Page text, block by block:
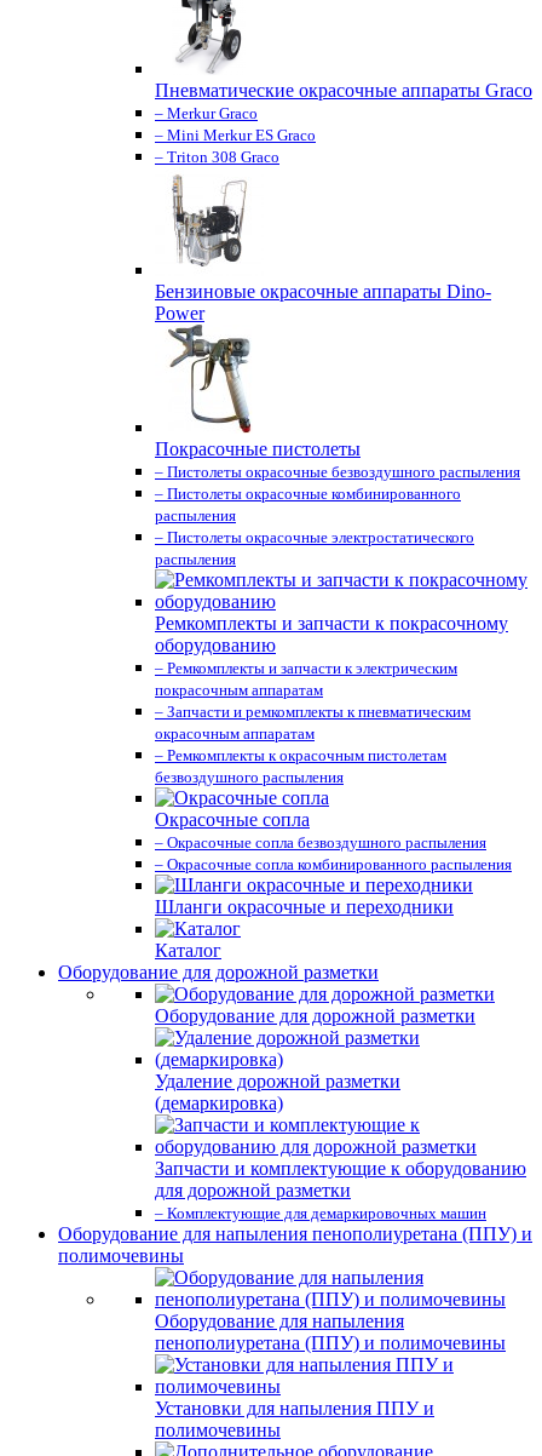
Пневматические окрасочные аппараты Graco
– Merkur Graco
– Mini Merkur ES Graco
– Triton 308 Graco
Бензиновые окрасочные аппараты Dino-
Power
Покрасочные пистолеты
– Пистолеты окрасочные безвоздушного распыления
– Пистолеты окрасочные комбинированного
распыления
– Пистолеты окрасочные электростатического
распыления
Ремкомплекты и запчасти к покрасочному
оборудованию
– Ремкомплекты и запчасти к электрическим
покрасочным аппаратам
– Запчасти и ремкомплекты к пневматическим
окрасочным аппаратам
– Ремкомплекты к окрасочным пистолетам
безвоздушного распыления
Окрасочные сопла
– Окрасочные сопла безвоздушного распыления
– Окрасочные сопла комбинированного распыления
Шланги окрасочные и переходники
Каталог
Оборудование для дорожной разметки
Оборудование для дорожной разметки
Удаление дорожной разметки
(демаркировка)
Запчасти и комплектующие к оборудованию
для дорожной разметки
– Комплектующие для демаркировочных машин
Оборудование для напыления пенополиуретана (ППУ) и
полимочевины
Оборудование для напыления
пенополиуретана (ППУ) и полимочевины
Установки для напыления ППУ и
полимочевины